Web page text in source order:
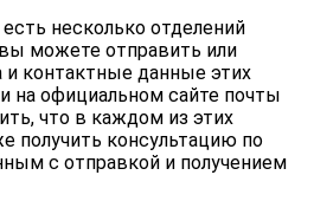
несколько отделений
можете отправить или
и контактные данные этих
на официальном сайте почты
что в каждом из этих
получить консультацию по
с отправкой и получением